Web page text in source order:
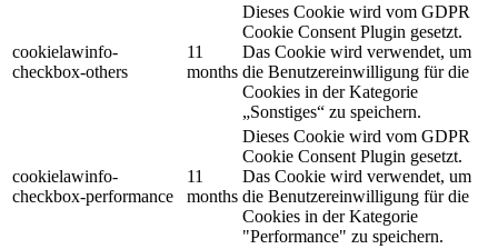
cookielawinfo-
checkbox-others
11
months
Dieses Cookie wird vom GDPR
Cookie Consent Plugin gesetzt.
Das Cookie wird verwendet, um
die Benutzereinwilligung für die
Cookies in der Kategorie
„Sonstiges“ zu speichern.
cookielawinfo-
checkbox-performance
11
months
Dieses Cookie wird vom GDPR
Cookie Consent Plugin gesetzt.
Das Cookie wird verwendet, um
die Benutzereinwilligung für die
Cookies in der Kategorie
"Performance" zu speichern.